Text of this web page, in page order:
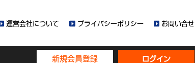
運営会社について プライバシーポリシー お問い合せ
新規会員登録 ログイン